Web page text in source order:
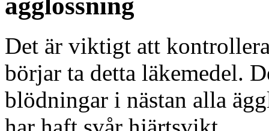
Det är viktigt att
börjar ta detta läkemedel.
blödningar i nästan alla